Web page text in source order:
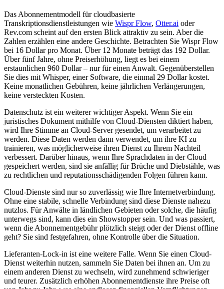
Das Abonnementmodell für cloudbasierte
Transkriptionsdienstleistungen wie Wispr Flow, Otter.ai oder
Rev.com scheint auf den ersten Blick attraktiv zu sein. Aber die
Zahlen erzählen eine andere Geschichte. Betrachten Sie Wispr Flow
bei 16 Dollar pro Monat. Über 12 Monate beträgt das 192 Dollar.
Über fünf Jahre, ohne Preiserhöhung, liegt es bei einem
erstaunlichen 960 Dollar – nur für einen Anwalt. Gegenüberstellen
Sie dies mit Whisper, einer Software, die einmal 29 Dollar kostet.
Keine monatlichen Gebühren, keine jährlichen Verlängerungen,
keine versteckten Kosten.
Datenschutz ist ein weiterer wichtiger Aspekt. Wenn Sie ein
juristisches Dokument mithilfe von Cloud-Diensten diktiert haben,
wird Ihre Stimme an Cloud-Server gesendet, um verarbeitet zu
werden. Diese Daten werden dann verwendet, um ihre KI zu
trainieren, was möglicherweise ihren Dienst zu Ihrem Nachteil
verbessert. Darüber hinaus, wenn Ihre Sprachdaten in der Cloud
gespeichert werden, sind sie anfällig für Brüche und Diebstähle, was
zu rechtlichen und reputationsschädigenden Folgen führen kann.
Cloud-Dienste sind nur so zuverlässig wie Ihre Internetverbindung.
Ohne eine stabile, schnelle Verbindung sind diese Dienste nahezu
nutzlos. Für Anwälte in ländlichen Gebieten oder solche, die häufig
unterwegs sind, kann dies ein Showstopper sein. Und was passiert,
wenn die Abonnementgebühr plötzlich steigt oder der Dienst offline
geht? Sie sind festgefahren, ohne Kontrolle über die Situation.
Lieferanten-Lock-in ist eine weitere Falle. Wenn Sie einen Cloud-
Dienst weiterhin nutzen, sammeln Sie Daten bei ihnen an. Um zu
einem anderen Dienst zu wechseln, wird zunehmend schwieriger
und teurer. Zusätzlich erhöhen Abonnementdienste ihre Preise oft